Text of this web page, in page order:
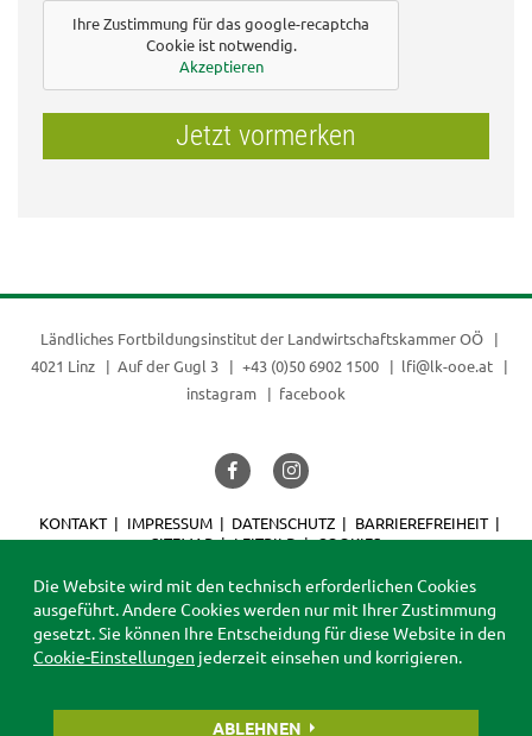
Ihre Zustimmung für das google-recaptcha
Cookie ist notwendig.
Akzeptieren
Jetzt vormerken
Ländliches Fortbildungsinstitut der Landwirtschaftskammer OÖ
4021 Linz
Auf der Gugl 3 +43 (0)50 6902 1500
lfi@lk-ooe.at
instagram
facebook
KONTAKT IMPRESSUM DATENSCHUTZ
BARRIEREFREIHEIT
SITEMAP
LEITBILD COOKIES
Die Website wird mit den technisch erforderlichen Cookies
ausgeführt. Andere Cookies werden nur mit Ihrer Zustimmung
gesetzt. Sie können Ihre Entscheidung für diese Website in den
Cookie-Einstellungen jederzeit einsehen und korrigieren.
ABLEHNEN